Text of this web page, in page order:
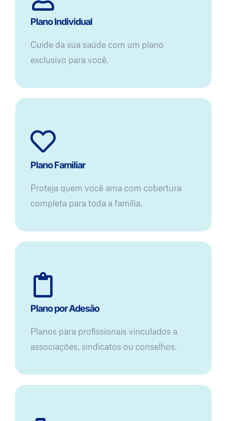
Plano Individual
Cuide da sua saúde com um plano
exclusivo para você.
Plano Familiar
Proteja quem você ama com cobertura
completa para toda a família.
Plano por Adesão
Planos para profissionais vinculados a
associações, sindicatos ou conselhos.